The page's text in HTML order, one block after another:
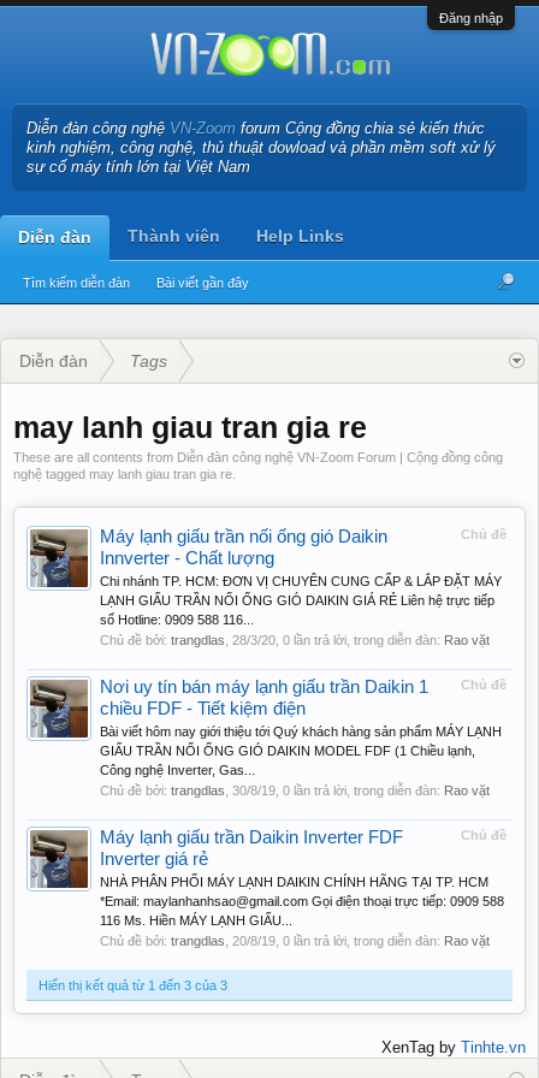
Đăng nhập
Diễn đàn công nghệ VN-Zoom forum Cộng đồng chia sẻ kiến thức
kinh nghiệm, công nghệ, thủ thuật dowload và phần mềm soft xử lý
sự cố máy tính lớn tại Việt Nam
Diễn đàn
Tìm kiếm diễn đàn Bài viết gần đây
Thành viên Help Links
Diễn đàn Tags
may lanh giau tran gia re
These are all contents from Diễn đàn công nghệ VN-Zoom Forum | Cộng đồng công
nghệ tagged may lanh giau tran gia re.
Chủ đề
Máy lạnh giấu trần nối ống gió Daikin
Innverter - Chất lượng
Chi nhánh TP. HCM: ĐƠN VỊ CHUYÊN CUNG CẤP & LẮP ĐẶT MÁY
LẠNH GIẤU TRẦN NỐI ỐNG GIÓ DAIKIN GIÁ RẺ Liên hệ trực tiếp
số Hotline: 0909 588 116...
Chủ đề bởi: trangdlas 28/3/20 , 0 lần trả lời, trong diễn đàn: Rao vặt
Chủ đề
Nơi uy tín bán máy lạnh giấu trần Daikin 1
chiều FDF - Tiết kiệm điện
Bài viết hôm nay giới thiệu tới Quý khách hàng sản phẩm MÁY LẠNH
GIẤU TRẦN NỐI ỐNG GIÓ DAIKIN MODEL FDF (1 Chiều lạnh,
Công nghệ Inverter, Gas...
Chủ đề bởi: trangdlas 30/8/19 , 0 lần trả lời, trong diễn đàn: Rao vặt
Chủ đề
Máy lạnh giấu trần Daikin Inverter FDF
Inverter giá rẻ
NHÀ PHÂN PHỐI MÁY LẠNH DAIKIN CHÍNH HÃNG TẠI TP. HCM
*Email: maylanhanhsao@gmail.com Gọi điện thoại trực tiếp: 0909 588
116 Ms. Hiền MÁY LẠNH GIẤU...
Chủ đề bởi: trangdlas 20/8/19 , 0 lần trả lời, trong diễn đàn: Rao vặt
Hiển thị kết quả từ 1 đến 3 của 3
XenTag by Tinhte.vn